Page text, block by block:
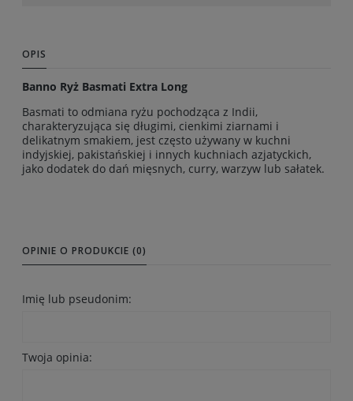
OPIS
Banno Ryż Basmati Extra Long
Basmati to odmiana ryżu pochodząca z Indii,
charakteryzująca się długimi, cienkimi ziarnami i
delikatnym smakiem, jest często używany w kuchni
indyjskiej, pakistańskiej i innych kuchniach azjatyckich,
jako dodatek do dań mięsnych, curry, warzyw lub sałatek.
OPINIE O PRODUKCIE (0)
Imię lub pseudonim:
Twoja opinia: